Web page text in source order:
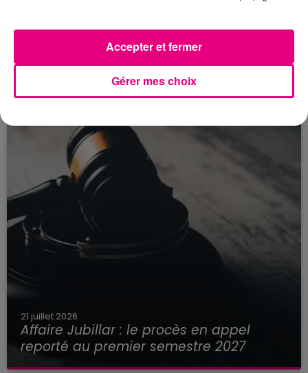
Toulouse : circulation perturbée dans le
secteur François Verdier...
21 juillet 2026
Affaire Jubillar : le procès en appel
reporté au premier semestre 2027
Gérer mes choix
Accepter et fermer